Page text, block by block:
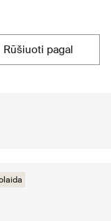
rūšiuoti pagal